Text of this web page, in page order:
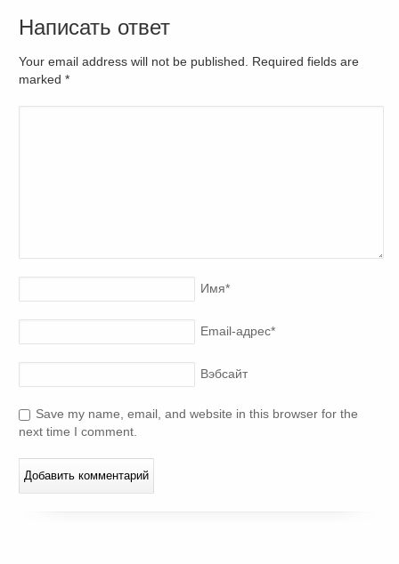
Написать ответ
Your email address will not be published. Required fields are
marked*
Имя*
Email-адрес*
Вэбсайт
Save my name, email, and website in this browser for the
next time I comment.